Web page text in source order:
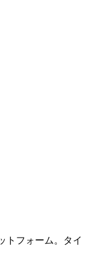
トフォーム。タイ